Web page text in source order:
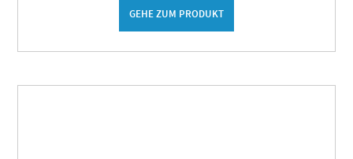
GEHE ZUM PRODUKT